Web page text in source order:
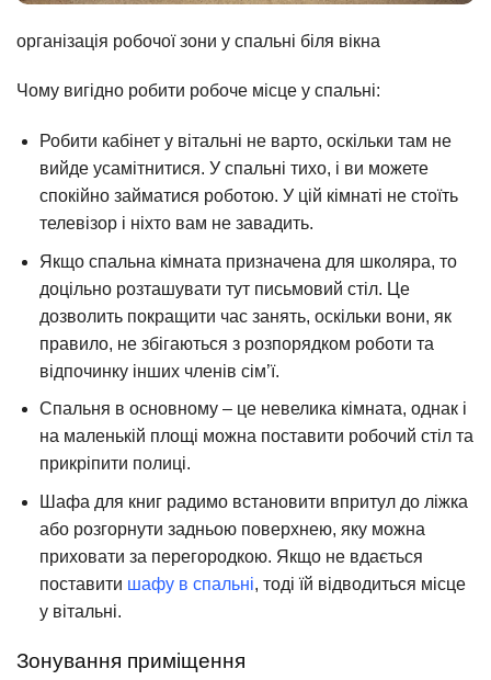
організація робочої зони у спальні біля вікна
Чому вигідно робити робоче місце у спальні:
Робити кабінет у вітальні не варто, оскільки там не
вийде усамітнитися. У спальні тихо, і ви можете
спокійно займатися роботою. У цій кімнаті не стоїть
телевізор і ніхто вам не завадить.
Якщо спальна кімната призначена для школяра, то
доцільно розташувати тут письмовий стіл. Це
дозволить покращити час занять, оскільки вони, як
правило, не збігаються з розпорядком роботи та
відпочинку інших членів сім’ї.
Спальня в основному – це невелика кімната, однак і
на маленькій площі можна поставити робочий стіл та
прикріпити полиці.
Шафа для книг радимо встановити впритул до ліжка
або розгорнути задньою поверхнею, яку можна
приховати за перегородкою. Якщо не вдається
поставити шафу в спальні, тоді їй відводиться місце
у вітальні.
Зонування приміщення